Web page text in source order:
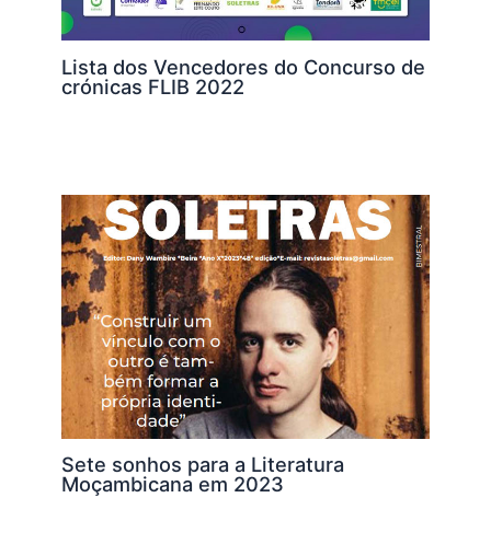
Lista dos Vencedores do Concurso de
crónicas FLIB 2022
Sete sonhos para a Literatura
Moçambicana em 2023